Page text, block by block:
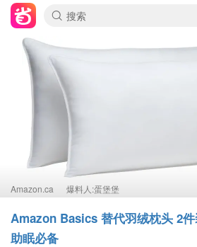
Amazon.ca 爆料人:蛋堡堡
Amazon Basics 替代羽绒枕头 2
助眠必备